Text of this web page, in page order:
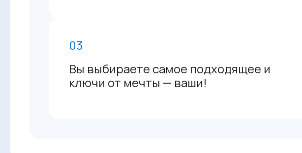
03
Вы выбираете самое подходящее и
ключи от мечты — ваши!